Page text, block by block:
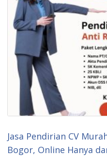
Jasa Pendirian CV
Bogor, Online Hanya